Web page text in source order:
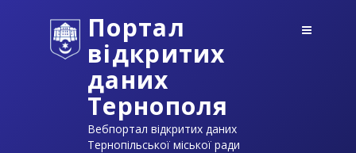
Портал
відкритих
даних
Тернополя
Вебпортал відкритих даних
Тернопільської міської ради